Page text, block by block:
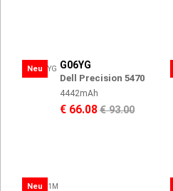
Neu G06YG
Dell Precision 5470
4442mAh
€ 66.08€ 93.00
Neu